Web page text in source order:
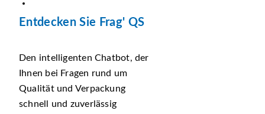
Entdecken Sie Frag' QS
Den intelligenten Chatbot, der
Ihnen bei Fragen rund um
Qualität und Verpackung
schnell und zuverlässig